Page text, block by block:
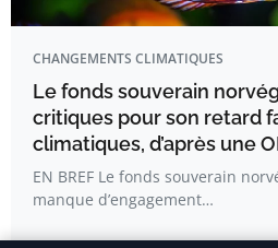
CHANGEMENTS CLIMATIQUES
Le fonds souverain
critiques pour son retard
climatiques, d’après une
EN BREF Le fonds souverain
manque d’engagement…